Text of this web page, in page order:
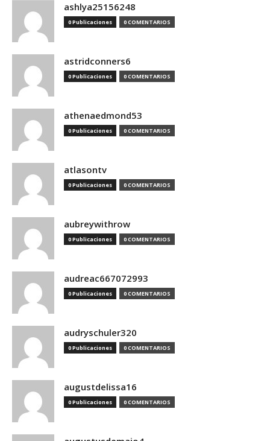
ashlya25156248
0 Publicaciones 0 COMENTARIOS
astridconners6
0 Publicaciones 0 COMENTARIOS
athenaedmond53
0 Publicaciones 0 COMENTARIOS
atlasontv
0 Publicaciones 0 COMENTARIOS
aubreywithrow
0 Publicaciones 0 COMENTARIOS
audreac667072993
0 Publicaciones 0 COMENTARIOS
audryschuler320
0 Publicaciones 0 COMENTARIOS
augustdelissa16
0 Publicaciones 0 COMENTARIOS